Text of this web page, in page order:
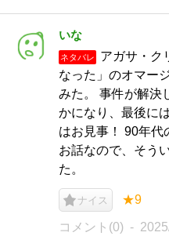
いな
ネタバレ
アガサ・ク
なった」のオマー
みた。 事件が解決
かになり、最後に
はお見事！ 90年代
お話なので、そう
た。
ナイス ★9
コメント(0)